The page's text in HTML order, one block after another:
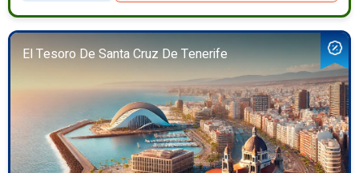
El Tesoro De Santa Cruz De Tenerife